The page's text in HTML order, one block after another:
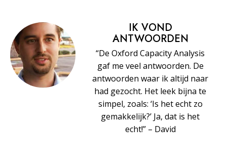
IK VOND
ANTWOORDEN
“De Oxford Capacity Analysis
gaf me veel antwoorden. De
antwoorden waar ik altijd naar
had gezocht. Het leek bijna te
simpel, zoals: ‘Is het echt zo
gemakkelijk?’ Ja, dat is het
echt!” – David